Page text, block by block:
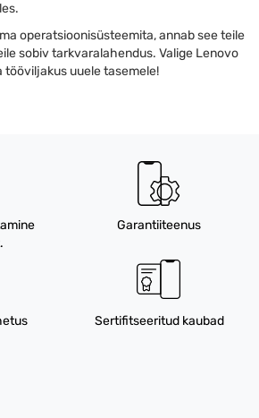
operatsioonisüsteemita, annab see teile
sobiv tarkvaralahendus. Valige Lenovo
tööviljakus uuele tasemele!
Garantiiteenus
Sertifitseeritud kaubad